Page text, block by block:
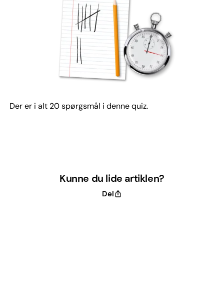
Der er i alt 20 spørgsmål i denne quiz.
Kunne du lide artiklen?
Del